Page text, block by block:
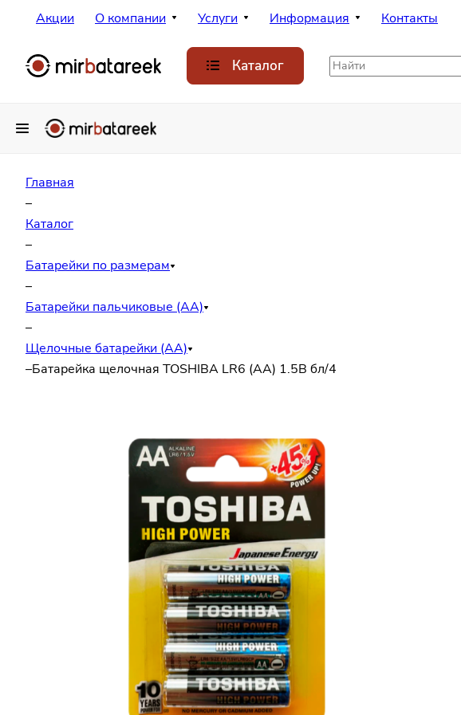
Акции О компании Услуги Информация Контакты
Каталог
Главная
–
Каталог
–
Батарейки по размерам
–
Батарейки пальчиковые (АА)
–
Щелочные батарейки (АА)
–Батарейка щелочная TOSHIBA LR6 (AA) 1.5В бл/4